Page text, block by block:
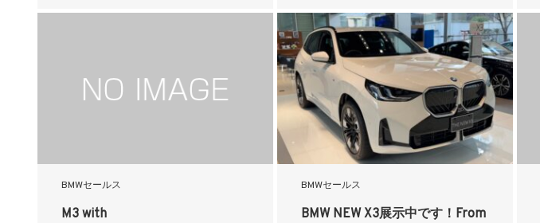
BMWセールス
M3 with
BMWセールス
BMW NEW X3展示中です！From